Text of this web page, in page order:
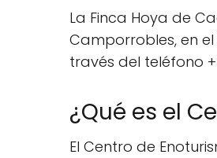
La Finca Hoya de
Camporrobles, en
través del teléfono
¿Qué es el
El Centro de